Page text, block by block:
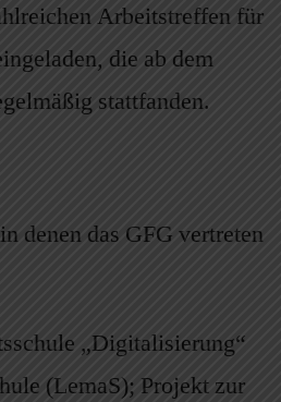
Arbeitstreffen für
die ab dem
stattfanden.
denen das GFG vertreten
„Digitalisierung“
(LemaS); Projekt zur